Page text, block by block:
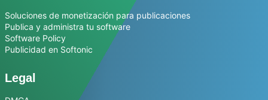
Soluciones de monetización para publicaciones
Publica y administra tu software
Software Policy
Publicidad en Softonic
Legal